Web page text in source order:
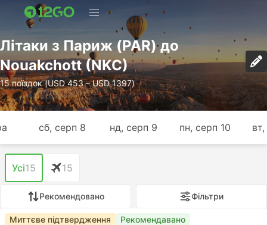
Лiтаки з Париж (PAR) до
Nouakchott (NKC)
15 поїздок (USD 453 – USD 1397)
сб, серп 8 нд, серп 9 пн, серп 10
Усі15 15
Рекомендовано Фільтри
Миттєве підтвердження Рекомендавано